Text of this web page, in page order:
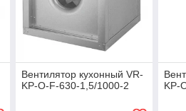
Вентилятор кухонный VR-
KP-O-F-630-1,5/1000-2
KP-